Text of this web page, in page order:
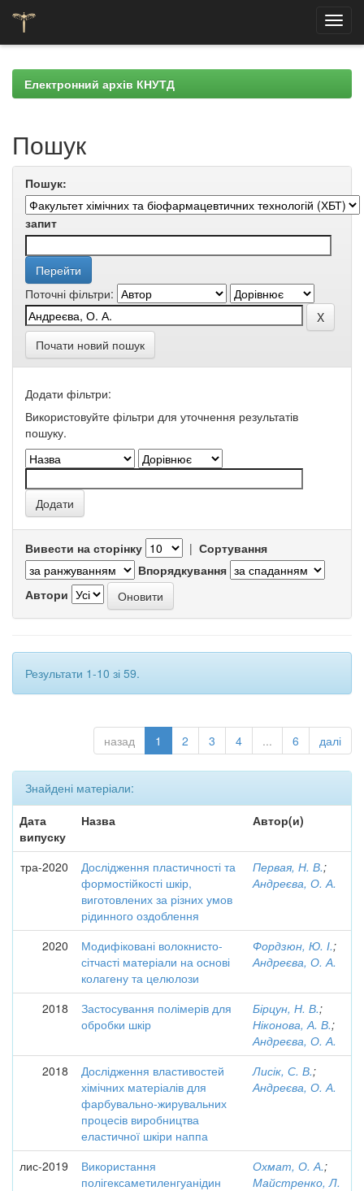
navigationЕлектронний архів КНУТД
Пошук
Пошук:
запит
Поточні фільтри:
Почати новий пошук
Додати фільтри:
Використовуйте фільтри для уточнення результатів
пошуку.
Вивести на сторінку | Сортування
Впорядкування
Автори
Результати 1-10 зі 59.
назад 1 2 3 4 ... 6 далі
Знайдені матеріали:
Дата
випуску
Назва Автор(и)
тра-2020
Дослідження пластичності та
формостійкості шкір,
виготовлених за різних умов
рідинного оздоблення
Первая, Н. В.;
Андреєва, О. А.
2020
Модифіковані волокнисто-
сітчасті матеріали на основі
колагену та целюлози
Фордзюн, Ю. І.;
Андреєва, О. А.
2018
Застосування полімерів для
обробки шкір
Бірцун, Н. В.;
Ніконова, А. В.;
Андреєва, О. А.
2018
Дослідження властивостей
хімічних матеріалів для
фарбувально-жирувальних
процесів виробництва
еластичної шкіри наппа
Лисік, С. В.;
Андреєва, О. А.
лис-2019
Використання
полігексаметиленгуанідин
Охмат, О. А.;
Майстренко, Л.